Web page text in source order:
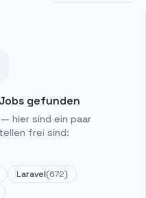
gefunden
hier sind ein paar
frei sind:
Laravel(672)